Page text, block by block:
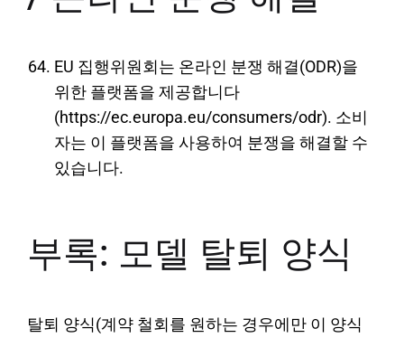
EU 집행위원회는 온라인 분쟁 해결(ODR)을
위한 플랫폼을 제공합니다
(https://ec.europa.eu/consumers/odr). 소비
자는 이 플랫폼을 사용하여 분쟁을 해결할 수
있습니다.
부록: 모델 탈퇴 양식
탈퇴 양식(계약 철회를 원하는 경우에만 이 양식